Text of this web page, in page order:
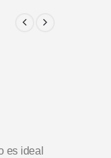
es ideal